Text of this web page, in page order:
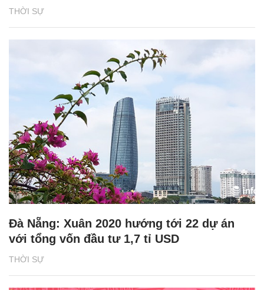
THỜI SỰ
THỜI SỰ
Đà Nẵng: Xuân 2020 hướng tới 22 dự án
với tổng vốn đầu tư 1,7 tỉ USD